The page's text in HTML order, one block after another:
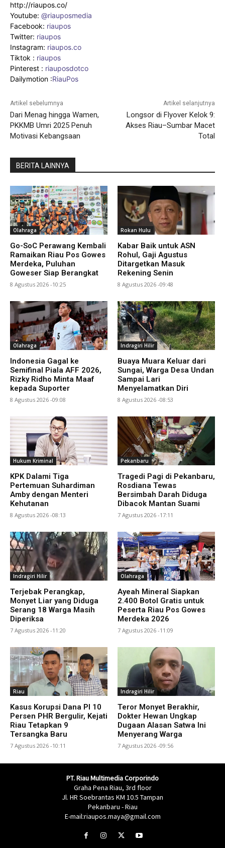
http://riaupos.co/
Youtube: @riauposmedia
Facebook: riaupos
Twitter: riaupos
Instagram: riaupos.co
Tiktok : riaupos
Pinterest : riauposdotco
Dailymotion :RiauPos
Artikel sebelumnya
Dari Menag hingga Wamen,
PKKMB Umri 2025 Penuh
Motivasi Kebangsaan
Artikel selanjutnya
Longsor di Flyover Kelok 9:
Akses Riau–Sumbar Macet
Total
BERITA LAINNYA
Olahraga
Go-SoC Perawang Kembali
Ramaikan Riau Pos Gowes
Merdeka, Puluhan
Goweser Siap Berangkat
8 Agustus 2026 -10:25
Rokan Hulu
Kabar Baik untuk ASN
Rohul, Gaji Agustus
Ditargetkan Masuk
Rekening Senin
8 Agustus 2026 -09:48
Olahraga
Indonesia Gagal ke
Semifinal Piala AFF 2026,
Rizky Ridho Minta Maaf
kepada Suporter
8 Agustus 2026 -09:08
Indragiri Hilir
Buaya Muara Keluar dari
Sungai, Warga Desa Undan
Sampai Lari
Menyelamatkan Diri
8 Agustus 2026 -08:53
Hukum Kriminal
KPK Dalami Tiga
Pertemuan Suhardiman
Amby dengan Menteri
Kehutanan
8 Agustus 2026 -08:13
Pekanbaru
Tragedi Pagi di Pekanbaru,
Rosdiana Tewas
Bersimbah Darah Diduga
Dibacok Mantan Suami
7 Agustus 2026 -17:11
Indragiri Hilir
Terjebak Perangkap,
Monyet Liar yang Diduga
Serang 18 Warga Masih
Diperiksa
7 Agustus 2026 -11:20
Olahraga
Ayeah Mineral Siapkan
2.400 Botol Gratis untuk
Peserta Riau Pos Gowes
Merdeka 2026
7 Agustus 2026 -11:09
Riau
Kasus Korupsi Dana PI 10
Persen PHR Bergulir, Kejati
Riau Tetapkan 9
Tersangka Baru
7 Agustus 2026 -10:11
Indragiri Hilir
Teror Monyet Berakhir,
Dokter Hewan Ungkap
Dugaan Alasan Satwa Ini
Menyerang Warga
7 Agustus 2026 -09:56
PT. Riau Multimedia Corporindo
Graha Pena Riau, 3rd floor
Jl. HR Soebrantas KM 10.5 Tampan
Pekanbaru - Riau
E-mail:riaupos.maya@gmail.com